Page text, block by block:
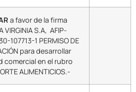
a favor de la firma
VIRGINIA S.A, AFIP-
107713-1 PERMISO DE
para desarrollar
comercial en el rubro
ALIMENTICIOS.-